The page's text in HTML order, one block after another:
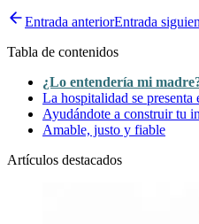
Entrada anteriorEntrada
Tabla de contenidos
¿Lo entendería mi
La hospitalidad se presenta
Ayudándote a construir tu
Amable, justo y fiable
Artículos destacados